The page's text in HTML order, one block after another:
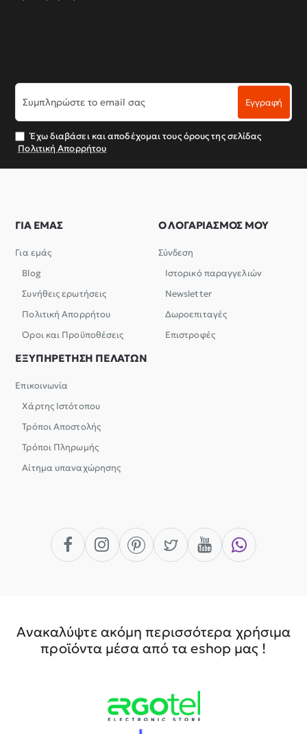
Συμπληρώστε
το
email
σας
Εγγραφή
Έχω διαβάσει και αποδέχομαι τους όρους της σελίδας
Πολιτική Απορρήτου
ΓΙΑ ΕΜΑΣ
Για εμάς
Blog
Συνήθεις ερωτήσεις
Πολιτική Απορρήτου
Όροι και Προϋποθέσεις
Ο ΛΟΓΑΡΙΑΣΜΟΣ ΜΟΥ
Σύνδεση
Ιστορικό παραγγελιών
Newsletter
Δωροεπιταγές
Επιστροφές
ΕΞΥΠΗΡΕΤΗΣΗ ΠΕΛΑΤΩΝ
Επικοινωνία
Χάρτης Ιστότοπου
Τρόποι Αποστολής
Τρόποι Πληρωμής
Αίτημα υπαναχώρησης
Ανακαλύψτε ακόμη περισσότερα χρήσιμα
προϊόντα μέσα από τα eshop μας !